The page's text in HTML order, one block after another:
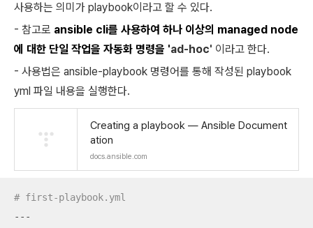
사용하는 의미가 playbook이라고 할 수 있다.
- 참고로 ansible cli를 사용하여 하나 이상의 managed node
에 대한 단일 작업을 자동화 명령을 'ad-hoc' 이라고 한다.
- 사용법은 ansible-playbook 명령어를 통해 작성된 playbook
yml 파일 내용을 실행한다.
Creating a playbook — Ansible Document
ation
docs.ansible.com
# first-playbook.yml
---